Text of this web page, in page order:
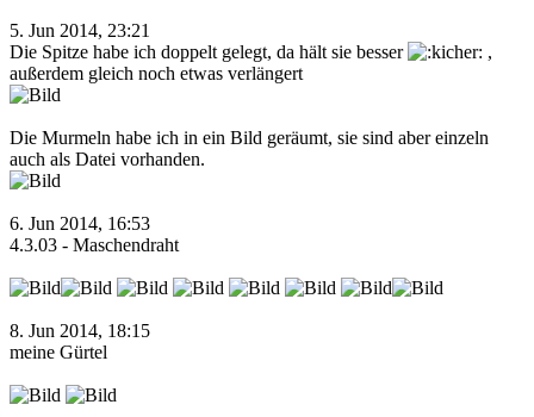
5. Jun 2014, 23:21
Die Spitze habe ich doppelt gelegt, da hält sie besser
,
außerdem gleich noch etwas verlängert
Die Murmeln habe ich in ein Bild geräumt, sie sind aber einzeln
auch als Datei vorhanden.
6. Jun 2014, 16:53
4.3.03 - Maschendraht
8. Jun 2014, 18:15
meine Gürtel